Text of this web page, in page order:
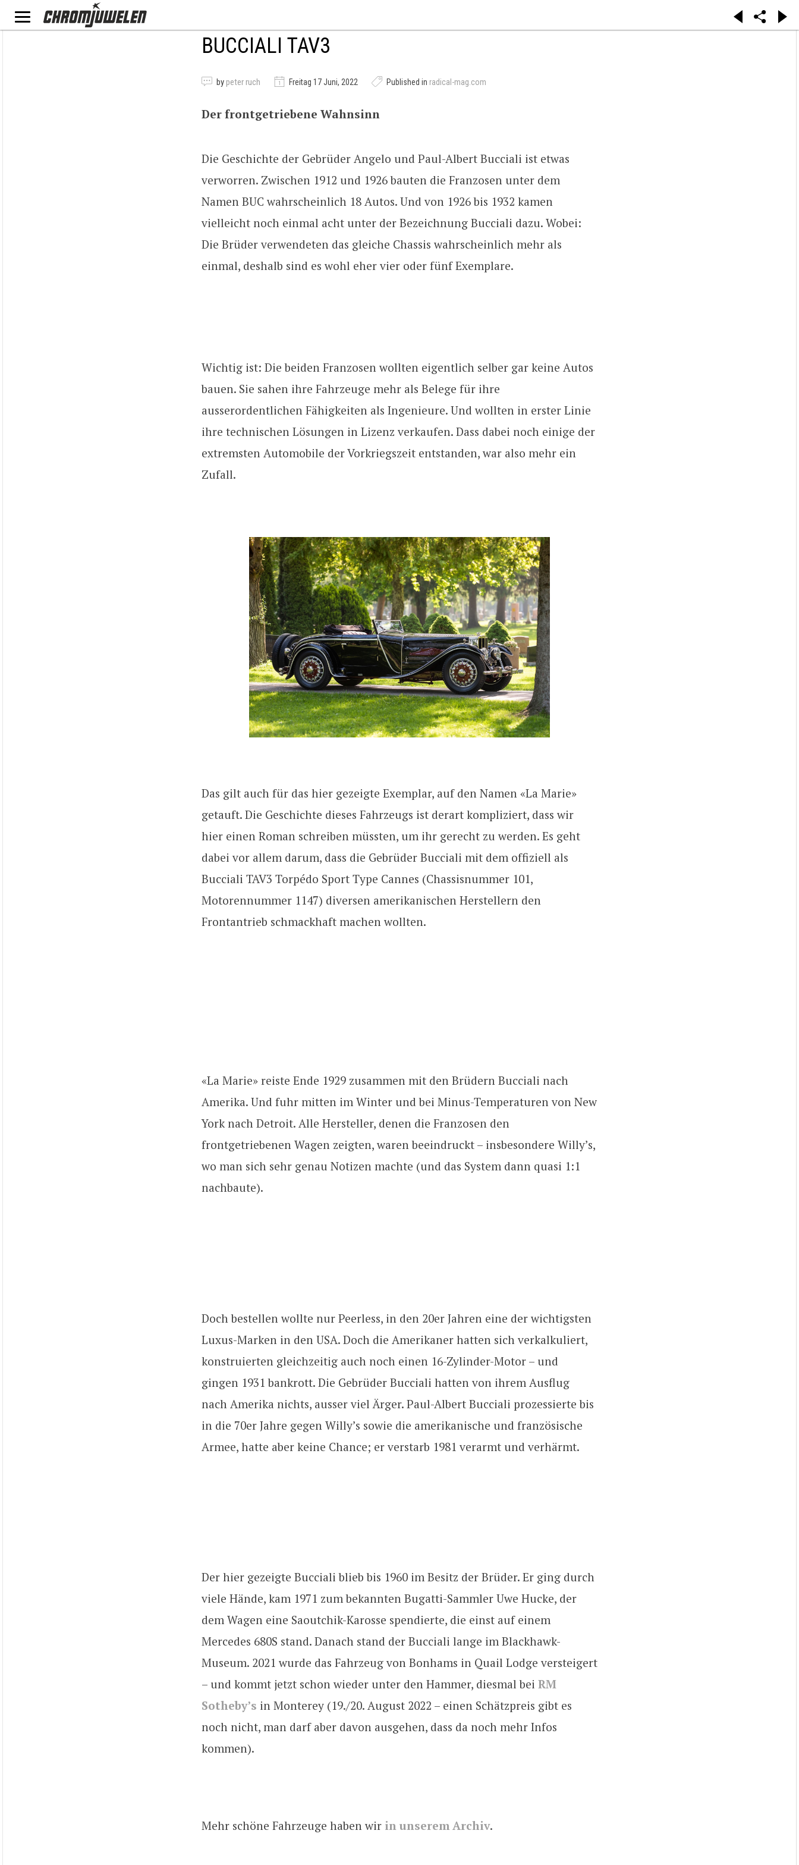
BUCCIALI TAV3
by peter ruch Freitag 17 Juni, 2022 Published in radical-mag.com
Der frontgetriebene Wahnsinn
Die Geschichte der Gebrüder Angelo und Paul-Albert Bucciali ist etwas
verworren. Zwischen 1912 und 1926 bauten die Franzosen unter dem
Namen BUC wahrscheinlich 18 Autos. Und von 1926 bis 1932 kamen
vielleicht noch einmal acht unter der Bezeichnung Bucciali dazu. Wobei:
Die Brüder verwendeten das gleiche Chassis wahrscheinlich mehr als
einmal, deshalb sind es wohl eher vier oder fünf Exemplare.
Wichtig ist: Die beiden Franzosen wollten eigentlich selber gar keine Autos
bauen. Sie sahen ihre Fahrzeuge mehr als Belege für ihre
ausserordentlichen Fähigkeiten als Ingenieure. Und wollten in erster Linie
ihre technischen Lösungen in Lizenz verkaufen. Dass dabei noch einige der
extremsten Automobile der Vorkriegszeit entstanden, war also mehr ein
Zufall.
Das gilt auch für das hier gezeigte Exemplar, auf den Namen «La Marie»
getauft. Die Geschichte dieses Fahrzeugs ist derart kompliziert, dass wir
hier einen Roman schreiben müssten, um ihr gerecht zu werden. Es geht
dabei vor allem darum, dass die Gebrüder Bucciali mit dem offiziell als
Bucciali TAV3 Torpédo Sport Type Cannes (Chassisnummer 101,
Motorennummer 1147) diversen amerikanischen Herstellern den
Frontantrieb schmackhaft machen wollten.
«La Marie» reiste Ende 1929 zusammen mit den Brüdern Bucciali nach
Amerika. Und fuhr mitten im Winter und bei Minus-Temperaturen von New
York nach Detroit. Alle Hersteller, denen die Franzosen den
frontgetriebenen Wagen zeigten, waren beeindruckt – insbesondere Willy’s,
wo man sich sehr genau Notizen machte (und das System dann quasi 1:1
nachbaute).
Doch bestellen wollte nur Peerless, in den 20er Jahren eine der wichtigsten
Luxus-Marken in den USA. Doch die Amerikaner hatten sich verkalkuliert,
konstruierten gleichzeitig auch noch einen 16-Zylinder-Motor – und
gingen 1931 bankrott. Die Gebrüder Bucciali hatten von ihrem Ausflug
nach Amerika nichts, ausser viel Ärger. Paul-Albert Bucciali prozessierte bis
in die 70er Jahre gegen Willy’s sowie die amerikanische und französische
Armee, hatte aber keine Chance; er verstarb 1981 verarmt und verhärmt.
Der hier gezeigte Bucciali blieb bis 1960 im Besitz der Brüder. Er ging durch
viele Hände, kam 1971 zum bekannten Bugatti-Sammler Uwe Hucke, der
dem Wagen eine Saoutchik-Karosse spendierte, die einst auf einem
Mercedes 680S stand. Danach stand der Bucciali lange im Blackhawk-
Museum. 2021 wurde das Fahrzeug von Bonhams in Quail Lodge versteigert
– und kommt jetzt schon wieder unter den Hammer, diesmal bei RM
Sotheby’s in Monterey (19./20. August 2022 – einen Schätzpreis gibt es
noch nicht, man darf aber davon ausgehen, dass da noch mehr Infos
kommen).
Mehr schöne Fahrzeuge haben wir in unserem Archiv.